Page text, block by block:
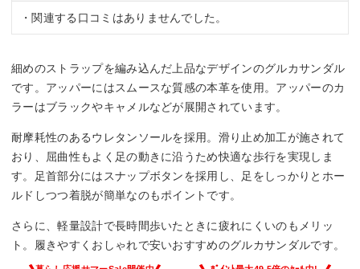
・関連する口コミはありませんでした。
細めのストラップを編み込んだ上品なデザインのグルカサンダル
です。アッパーにはスムースな質感の本革を使用。アッパーのカ
ラーはブラックやキャメルなどが展開されています。
耐摩耗性のあるウレタンソールを採用。滑り止め加工が施されて
おり、屈曲性もよく足の動きに沿うため快適な歩行を実現しま
す。足首部分にはスナップボタンを採用し、足をしっかりとホー
ルドしつつ着脱が簡単なのもポイントです。
さらに、軽量設計で長時間歩いたときに疲れにくいのもメリッ
ト。履きやすくおしゃれで安いおすすめのグルカサンダルです。